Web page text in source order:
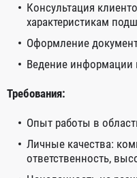
Консультация
характеристикам
Оформление
Ведение информации
Требования:
Опыт работы в
Личные качества:
ответственность,